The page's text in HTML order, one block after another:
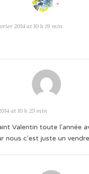
2014 at 10 h 19 min
at 10 h 25 min
Valentin toute l'année
nous c'est juste un